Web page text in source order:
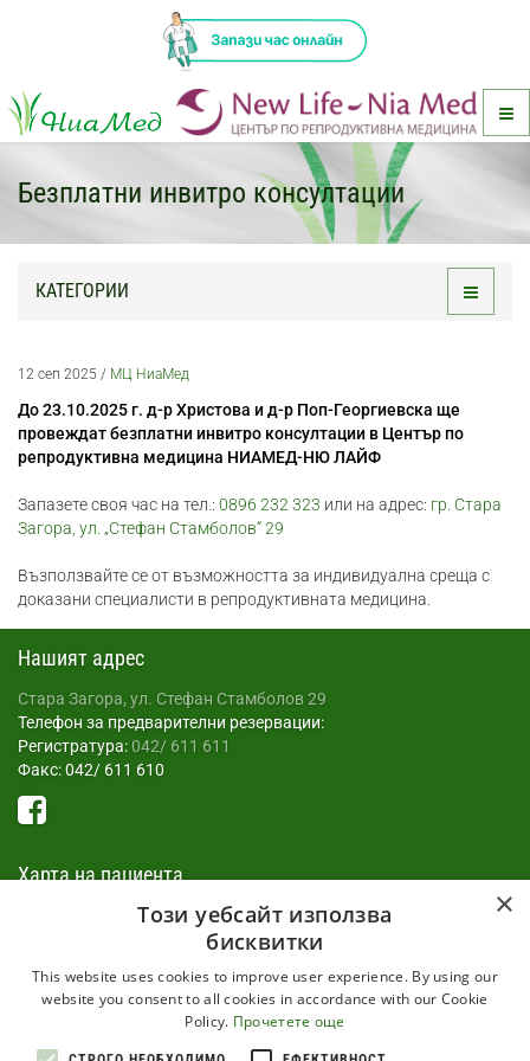
Безплатни инвитро консултации
Toggle
КАТЕГОРИИ
12 сеп 2025 / МЦ НиаМед
До 23.10.2025 г. д-р Христова и д-р Поп-Георгиевска ще
провеждат безплатни инвитро консултации в Център по
репродуктивна медицина НИАМЕД-НЮ ЛАЙФ
Запазете своя час на тел.: 0896 232 323 или на адрес: гр. Стара
Загора, ул. „Стефан Стамболов“ 29
Възползвайте се от възможността за индивидуална среща с
доказани специалисти в репродуктивната медицина.
Нашият адрес
Стара Загора, ул. Стефан Стамболов 29
Телефон за предварителни резервации:
Регистратура:042/ 611 611
Факс: 042/ 611 610
Харта на пациента
Всеки пациент, изпратен в МБАЛ има право на най-добрата
специализирана медицинска помощ , в съответствие с
Прочети още
×
Този уебсайт използва
бисквитки
This website uses cookies to improve user experience. By using our
website you consent to all cookies in accordance with our Cookie
Policy. Прочетете още